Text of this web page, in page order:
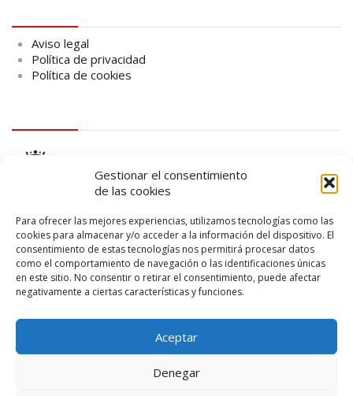
Gestionar el consentimiento
de las cookies
Para ofrecer las mejores experiencias, utilizamos tecnologías como las
cookies para almacenar y/o acceder a la información del dispositivo. El
consentimiento de estas tecnologías nos permitirá procesar datos
como el comportamiento de navegación o las identificaciones únicas
en este sitio. No consentir o retirar el consentimiento, puede afectar
negativamente a ciertas características y funciones.
Aceptar
Denegar
Aviso legal
Política de privacidad
Política de cookies
logo SID